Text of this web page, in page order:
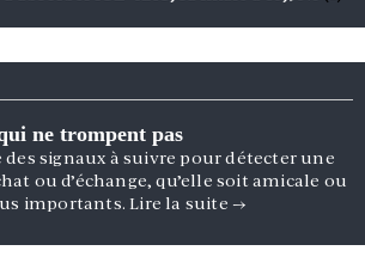
ne trompent pas
des signaux à suivre pour détecter une
ou d’échange, qu’elle soit amicale ou
importants.Lire la suite →